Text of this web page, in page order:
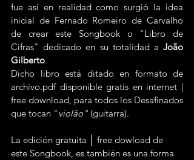
fue así en realidad como surgió la idea
inicial de Fernado Romeiro de Carvalho
de crear este Songbook o "Libro de
Cifras" dedicado en su totalidad a João
Gilberto.
Dicho libro está ditado en formato de
archivo.pdf disponible gratis en internet |
free download, para todos los Desafinados
que tocan " violão" (guitarra).
La edición gratuita │ free dowload de
este Songbook, es también es una forma